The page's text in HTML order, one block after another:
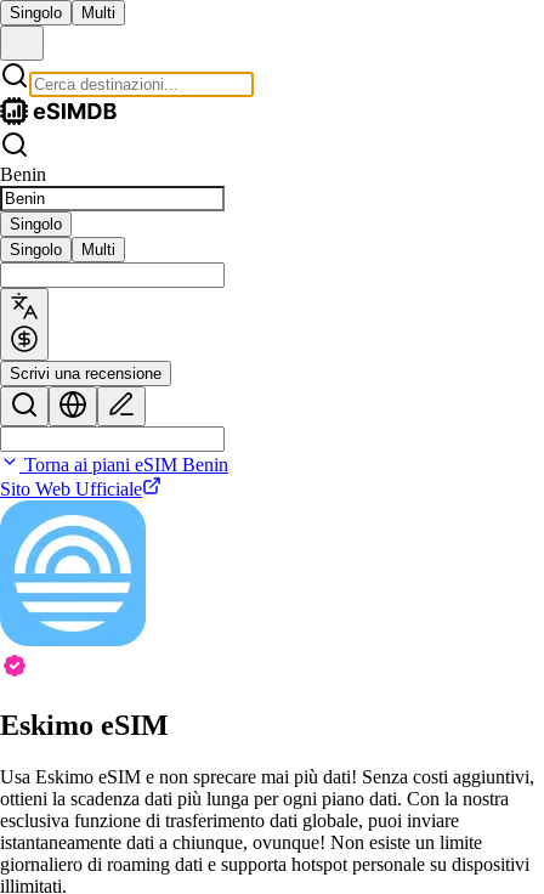
Singolo Multi
Benin
Singolo
Singolo
Multi
Scrivi una recensione
Torna ai piani eSIM Benin
Sito Web Ufficiale
Eskimo eSIM
Usa Eskimo eSIM e non sprecare mai più dati! Senza costi aggiuntivi,
ottieni la scadenza dati più lunga per ogni piano dati. Con la nostra
esclusiva funzione di trasferimento dati globale, puoi inviare
istantaneamente dati a chiunque, ovunque! Non esiste un limite
giornaliero di roaming dati e supporta hotspot personale su dispositivi
illimitati.